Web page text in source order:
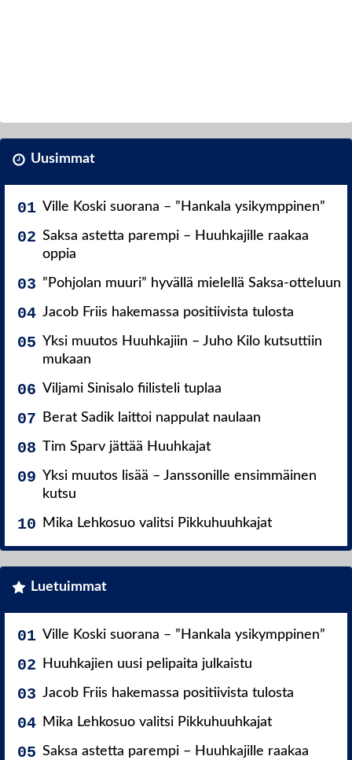
Uusimmat
Ville Koski suorana – ”Hankala ysikymppinen”
Saksa astetta parempi – Huuhkajille raakaa
oppia
”Pohjolan muuri” hyvällä mielellä Saksa-otteluun
Jacob Friis hakemassa positiivista tulosta
Yksi muutos Huuhkajiin – Juho Kilo kutsuttiin
mukaan
Viljami Sinisalo fiilisteli tuplaa
Berat Sadik laittoi nappulat naulaan
Tim Sparv jättää Huuhkajat
Yksi muutos lisää – Janssonille ensimmäinen
kutsu
Mika Lehkosuo valitsi Pikkuhuuhkajat
Luetuimmat
Ville Koski suorana – ”Hankala ysikymppinen”
Huuhkajien uusi pelipaita julkaistu
Jacob Friis hakemassa positiivista tulosta
Mika Lehkosuo valitsi Pikkuhuuhkajat
Saksa astetta parempi – Huuhkajille raakaa